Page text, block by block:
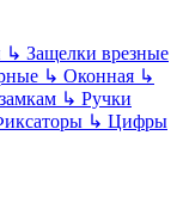
↳ Защелки врезные
↳ Оконная ↳
↳ Ручки
↳ Цифры